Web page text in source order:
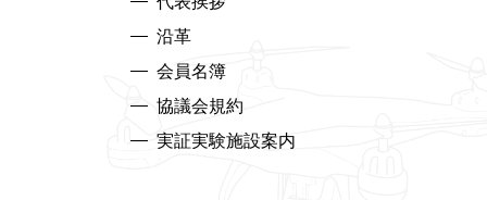
沿革
会員名簿
協議会規約
実証実験施設案内